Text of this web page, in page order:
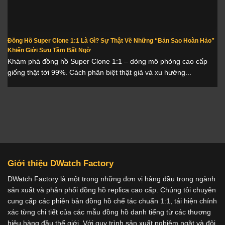
Đồng Hồ Super Clone 1:1 Là Gì? Sự Thật Về Những “Bản Sao Hoàn Hảo”
Khiến Giới Sưu Tầm Bất Ngờ
Khám phá đồng hồ Super Clone 1:1 – dòng mô phỏng cao cấp
giống thật tới 99%. Cách phân biệt thật giả và xu hướng...
Giới thiệu DWatch Factory
DWatch Factory là một trong những đơn vị hàng đầu trong ngành
sản xuất và phân phối đồng hồ replica cao cấp. Chúng tôi chuyên
cung cấp các phiên bản đồng hồ chế tác chuẩn 1:1, tái hiện chính
xác từng chi tiết của các mẫu đồng hồ danh tiếng từ các thương
hiệu hàng đầu thế giới. Với quy trình sản xuất nghiêm ngặt và đội